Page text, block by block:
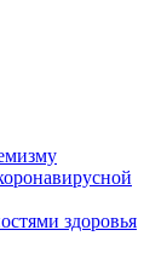
здоровья